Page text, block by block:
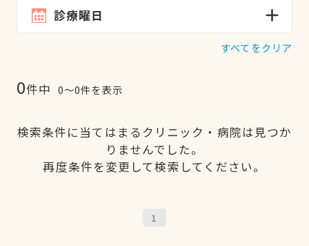
診療曜日
すべてをクリア
0件中 0〜0件を表示
検索条件に当てはまるクリニック・病院は見つか
りませんでした。
再度条件を変更して検索してください。
1